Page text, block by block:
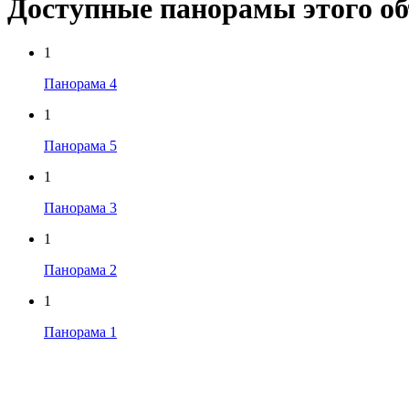
Доступные панорамы этого
1
Панорама 4
1
Панорама 5
1
Панорама 3
1
Панорама 2
1
Панорама 1